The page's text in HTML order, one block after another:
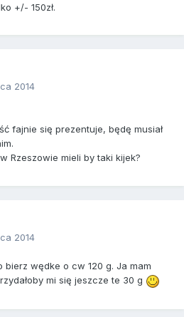
+/- 150zł.
2014
fajnie się prezentuje, będę musiał
Rzeszowie mieli by taki kijek?
2014
bierz wędke o cw 120 g. Ja mam
mi się jeszcze te 30 g